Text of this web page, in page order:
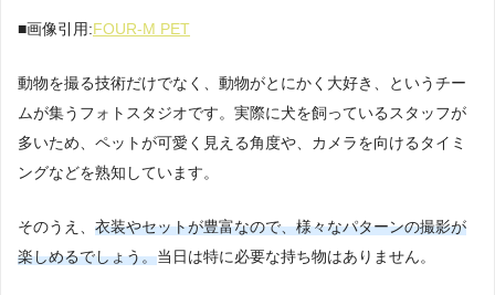
■画像引用:FOUR-M PET
動物を撮る技術だけでなく、動物がとにかく大好き、というチー
ムが集うフォトスタジオです。実際に犬を飼っているスタッフが
多いため、ペットが可愛く見える角度や、カメラを向けるタイミ
ングなどを熟知しています。
そのうえ、 衣装やセットが豊富なので、様々なパターンの撮影が
楽しめるでしょう。当日は特に必要な持ち物はありません。